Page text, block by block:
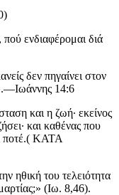
ενδιαφέρομαι διά
δεν πηγαίνει στον
14:6
και η ζωή· εκείνος
και καθένας που
ποτέ.( ΚΑΤΑ
ηθική του τελειότητα
(Ιω. 8,46).